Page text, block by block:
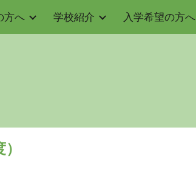
Skip to main content
方へ 学校紹介 入学希望の方へ